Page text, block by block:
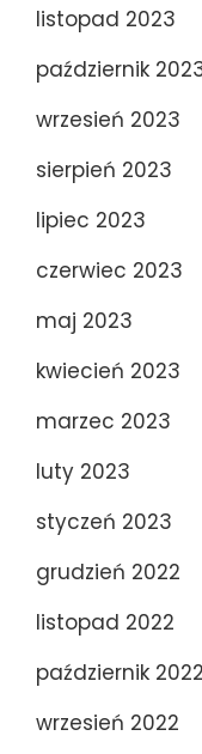
listopad 2023
październik
wrzesień 2023
sierpień 2023
lipiec 2023
czerwiec 2023
maj 2023
kwiecień 2023
marzec 2023
luty 2023
styczeń 2023
grudzień 2022
listopad 2022
październik 2022
wrzesień 2022